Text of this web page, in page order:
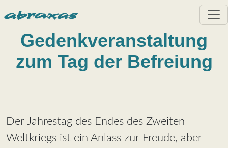
Gedenkveranstaltung
zum Tag der Befreiung
Der Jahrestag des Endes des Zweiten
Weltkriegs ist ein Anlass zur Freude, aber